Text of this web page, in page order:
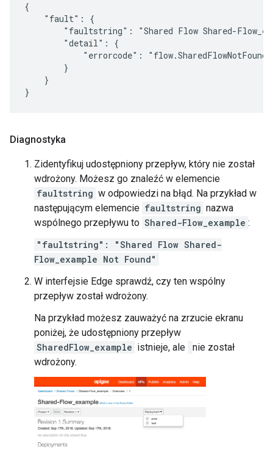
{
    "fault": {
"faultstring": "Shared Flow Shared-
        "detail": {
            "errorcode": "flow.SharedFlowNotFound"
        }
    }
Diagnostyka
Zidentyfikuj udostępniony przepływ, który nie został
wdrożony. Możesz go znaleźć w elemencie
faultstring w odpowiedzi na błąd. Na przykład w
następującym elemencie faultstring nazwa
wspólnego przepływu to Shared-Flow_example :
"faultstring": "Shared Flow Shared-
Flow_example Not Found"
W interfejsie Edge sprawdź, czy ten wspólny
przepływ został wdrożony.
Na przykład możesz zauważyć na zrzucie ekranu
poniżej, że udostępniony przepływ
SharedFlow_example istnieje, ale
nie został
wdrożony.